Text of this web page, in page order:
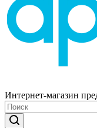
Интернет-магазин